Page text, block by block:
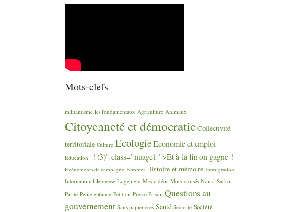
Mots-clefs
militantisme les fondamentaux Agriculture Animaux
Citoyenneté et démocratie Collectivité
territoriale Culture EcologieEconomie et emploi
Education ! (3)" class="nuage1 ">Et à la fin on gagne !
Evénements de campagne Femmes Histoire et mémoire Immigration
International Jeunesse Logement Mes vidéos Mots-croisés Non à Sarko
Parité Petite enfance Pétition Presse Prison Questions au
gouvernement Sans papier-ères Santé Sécurité Société